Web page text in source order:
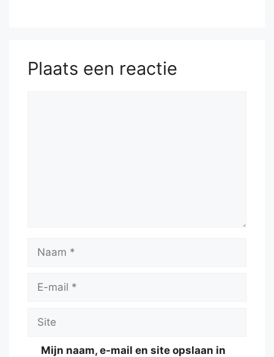
Plaats een reactie
Naam
Site
Mijn naam, e-mail en site opslaan in